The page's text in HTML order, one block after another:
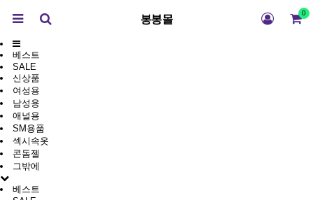
봉봉몰 0
베스트
SALE
신상품
여성용
남성용
애널용
SM용품
섹시속옷
콘돔젤
그밖에
베스트